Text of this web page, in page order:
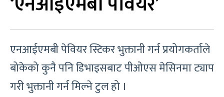
एनआईएमबी पेवियर स्टिकर भुक्तानी गर्न प्रयोगकर्ताले
बोकेको कुनै पनि डिभाइसबाट पीओएस मेसिनमा ट्याप
गरी भुक्तानी गर्न मिल्ने टुल हो ।